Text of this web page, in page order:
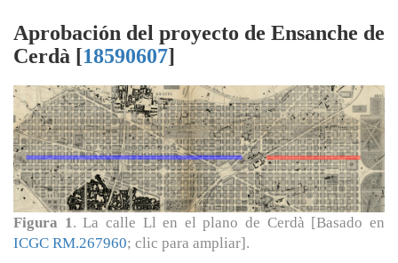
Aprobación del proyecto de Ensanche de
Cerdà [18590607]
Figura 1. La calle Ll en el plano de Cerdà [Basado en
ICGC RM.267960; clic para ampliar].